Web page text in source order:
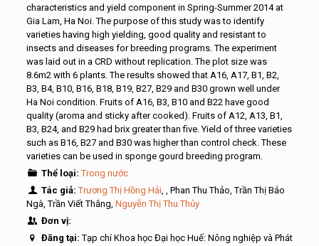
characteristics and yield component in Spring-Summer 2014 at
Gia Lam, Ha Noi. The purpose of this study was to identify
varieties having high yielding, good quality and resistant to
insects and diseases for breeding programs. The experiment
was laid out in a CRD without replication. The plot size was
8.6m2 with 6 plants. The results showed that A16, A17, B1, B2,
B3, B4, B10, B16, B18, B19, B27, B29 and B30 grown well under
Ha Noi condition. Fruits of A16, B3, B10 and B22 have good
quality (aroma and sticky after cooked). Fruits of A12, A13, B1,
B3, B24, and B29 had brix greater than five. Yield of three varieties
such as B16, B27 and B30 was higher than control check. These
varieties can be used in sponge gourd breeding program.
Thể loại:Trong nước
Tác giả:Trương Thị Hồng Hải, , Phan Thu Thảo, Trần Thị Bảo
Ngà, Trần Viết Thắng, Nguyễn Thị Thu Thủy
Đơn vị:
Đăng tại:Tạp chí Khoa học Đại học Huế: Nông nghiệp và Phát